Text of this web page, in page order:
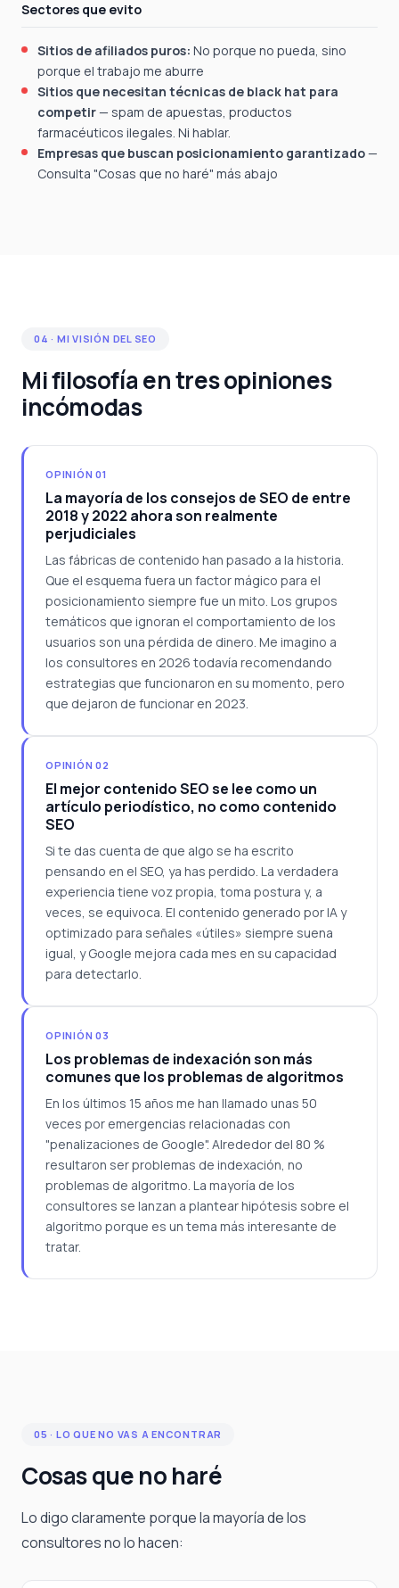
Sectores que evito
Sitios de afiliados puros: No porque no pueda, sino
porque el trabajo me aburre
Sitios que necesitan técnicas de black hat para
competir— spam de apuestas, productos
farmacéuticos ilegales. Ni hablar.
Empresas que buscan posicionamiento garantizado—
Consulta "Cosas que no haré" más abajo
04 · MI VISIÓN DEL SEO
Mi filosofía en tres opiniones
incómodas
OPINIÓN 01
La mayoría de los consejos de SEO de entre
2018 y 2022 ahora son realmente
perjudiciales
Las fábricas de contenido han pasado a la historia.
Que el esquema fuera un factor mágico para el
posicionamiento siempre fue un mito. Los grupos
temáticos que ignoran el comportamiento de los
usuarios son una pérdida de dinero. Me imagino a
los consultores en 2026 todavía recomendando
estrategias que funcionaron en su momento, pero
que dejaron de funcionar en 2023.
OPINIÓN 02
El mejor contenido SEO se lee como un
artículo periodístico, no como contenido
SEO
Si te das cuenta de que algo se ha escrito
pensando en el SEO, ya has perdido. La verdadera
experiencia tiene voz propia, toma postura y, a
veces, se equivoca. El contenido generado por IA y
optimizado para señales «útiles» siempre suena
igual, y Google mejora cada mes en su capacidad
para detectarlo.
OPINIÓN 03
Los problemas de indexación son más
comunes que los problemas de algoritmos
En los últimos 15 años me han llamado unas 50
veces por emergencias relacionadas con
"penalizaciones de Google". Alrededor del 80 %
resultaron ser problemas de indexación, no
problemas de algoritmo. La mayoría de los
consultores se lanzan a plantear hipótesis sobre el
algoritmo porque es un tema más interesante de
tratar.
05 · LO QUE NO VAS A ENCONTRAR
Cosas que no haré
Lo digo claramente porque la mayoría de los
consultores no lo hacen: